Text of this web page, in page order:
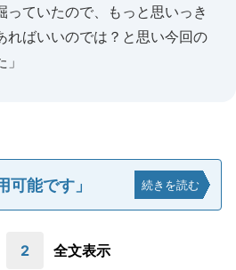
っていたので、もっと思いっき
ればいいのでは？と思い今回の
可能です」 続きを読む
2 全文表示